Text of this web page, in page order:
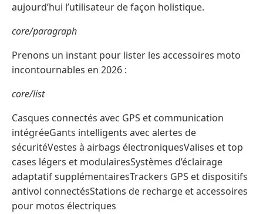
aujourd’hui l’utilisateur de façon holistique.
core/paragraph
Prenons un instant pour lister les accessoires moto
incontournables en 2026 :
core/list
Casques connectés avec GPS et communication
intégréeGants intelligents avec alertes de
sécuritéVestes à airbags électroniquesValises et top
cases légers et modulairesSystèmes d’éclairage
adaptatif supplémentairesTrackers GPS et dispositifs
antivol connectésStations de recharge et accessoires
pour motos électriques